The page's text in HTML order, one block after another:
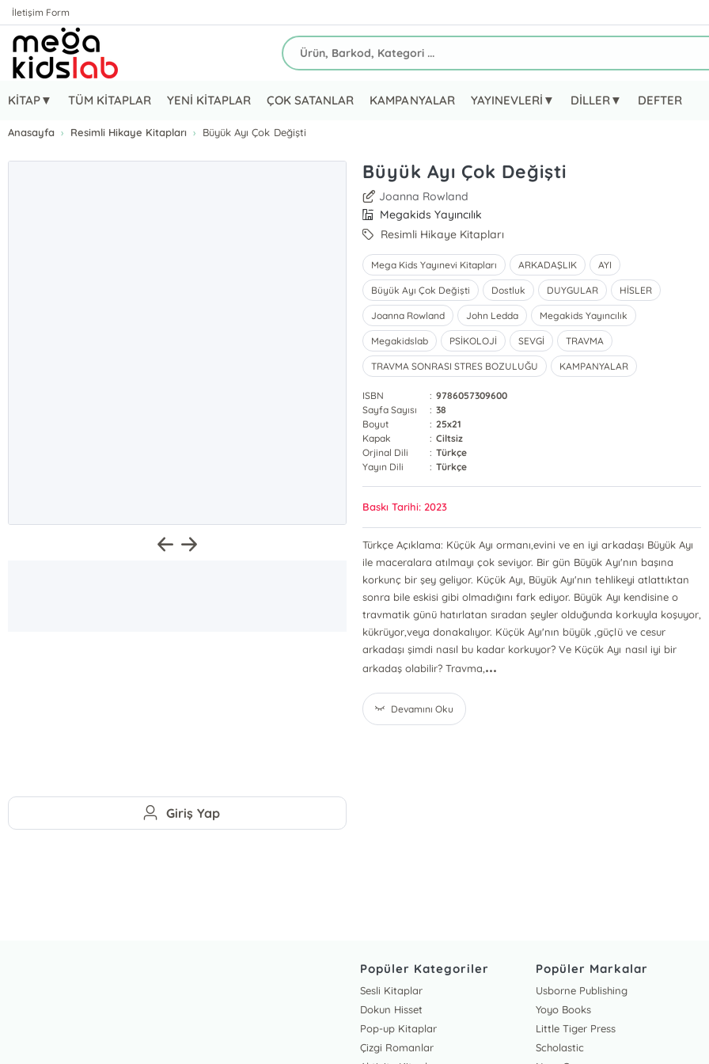
İletişim Form
KİTAP▼ TÜM KİTAPLAR YENİ KİTAPLAR ÇOK SATANLAR KAMPANYALAR YAYINEVLERİ▼ DİLLER▼ DEFTER
Anasayfa Resimli Hikaye Kitapları Büyük Ayı Çok Değişti
Büyük Ayı Çok Değişti
Joanna Rowland
Megakids Yayıncılık
Resimli Hikaye Kitapları
Mega Kids Yayınevi Kitapları ARKADAŞLIK AYI
Büyük Ayı Çok Değişti Dostluk DUYGULAR HİSLER
Joanna Rowland John Ledda Megakids Yayıncılık
Megakidslab PSİKOLOJİ SEVGİ TRAVMA
TRAVMA SONRASI STRES BOZULUĞU KAMPANYALAR
ISBN : 9786057309600
Sayfa Sayısı
: 38
Boyut
: 25x21
Kapak
: Ciltsiz
Orjinal Dili
: Türkçe
Yayın Dili
: Türkçe
Baskı Tarihi: 2023
Türkçe Açıklama: Küçük Ayı ormanı,evini ve en iyi arkadaşı Büyük Ayı
ile maceralara atılmayı çok seviyor. Bir gün Büyük Ayı'nın başına
korkunç bir şey geliyor. Küçük Ayı, Büyük Ayı'nın tehlikeyi atlattıktan
sonra bile eskisi gibi olmadığını fark ediyor. Büyük Ayı kendisine o
travmatik günü hatırlatan sıradan şeyler olduğunda korkuyla koşuyor,
kükrüyor,veya donakalıyor. Küçük Ayı'nın büyük ,güçlü ve cesur
arkadaşı şimdi nasıl bu kadar korkuyor? Ve Küçük Ayı nasıl iyi bir
arkadaş olabilir? Travma, ...
Devamını Oku
Giriş Yap
Popüler Kategoriler
Sesli Kitaplar
Dokun Hisset
Pop-up Kitaplar
Çizgi Romanlar
Popüler Markalar
Usborne Publishing
Yoyo Books
Little Tiger Press
Scholastic